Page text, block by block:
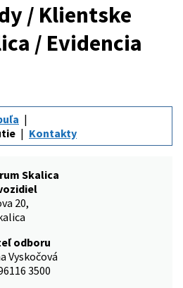
/ Klientske
/ Evidencia
Kontakty
Skalica
20,
odboru
Vyskočová
3500